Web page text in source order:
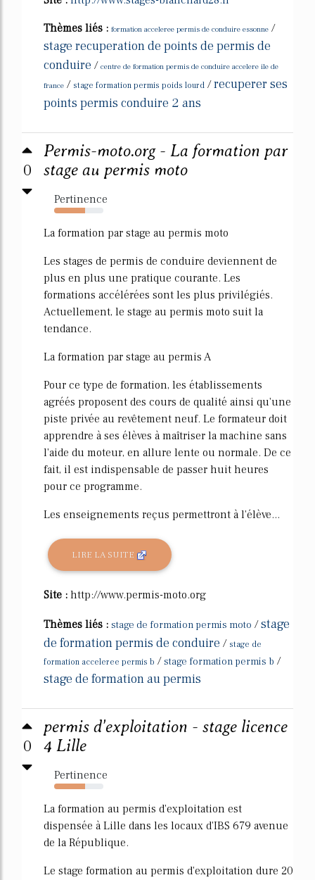
Thèmes liés : formation acceleree permis de conduire essonne /
stage recuperation de points de permis de
conduire / centre de formation permis de conduire accelere ile de
france / stage formation permis poids lourd /recuperer ses
points permis conduire 2 ans
0
Permis-moto.org - La formation par
stage au permis moto
Pertinence
63%
La formation par stage au permis moto
Les stages de permis de conduire deviennent de
plus en plus une pratique courante. Les
formations accélérées sont les plus privilégiés.
Actuellement, le stage au permis moto suit la
tendance.
La formation par stage au permis A
Pour ce type de formation, les établissements
agréés proposent des cours de qualité ainsi qu'une
piste privée au revêtement neuf. Le formateur doit
apprendre à ses élèves à maîtriser la machine sans
l'aide du moteur, en allure lente ou normale. De ce
fait, il est indispensable de passer huit heures
pour ce programme.
Les enseignements reçus permettront à l'élève...
LIRE LA SUITE
Site : http://www.permis-moto.org
Thèmes liés : stage de formation permis moto /stage
de formation permis de conduire / stage de
formation acceleree permis b /stage formation permis b /
stage de formation au permis
0
permis d'exploitation - stage licence
4 Lille
Pertinence
63%
La formation au permis d'exploitation est
dispensée à Lille dans les locaux d'IBS 679 avenue
de la République.
Le stage formation au permis d'exploitation dure 20